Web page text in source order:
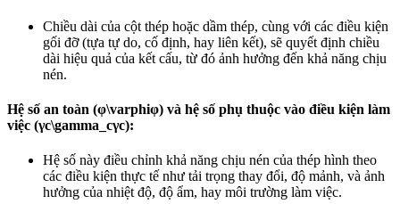
Chiều dài của cột thép hoặc dầm thép, cùng với các điều kiện
gối đỡ (tựa tự do, cố định, hay liên kết), sẽ quyết định chiều
dài hiệu quả của kết cấu, từ đó ảnh hưởng đến khả năng chịu
nén.
Hệ số an toàn (φ\varphiφ) và hệ số phụ thuộc vào điều kiện làm
việc (γc\gamma_cγc​):
Hệ số này điều chỉnh khả năng chịu nén của thép hình theo
các điều kiện thực tế như tải trọng thay đổi, độ mảnh, và ảnh
hưởng của nhiệt độ, độ ẩm, hay môi trường làm việc.